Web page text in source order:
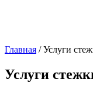
Главная /Услуги
Услуги